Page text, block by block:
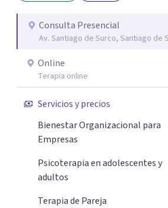
sentido, incluso en medio de las
luchar contra tus pensamientos o
espacio para lo que de verdad importa. El cambio
empieza cuando das el primer paso.
espacio seguro para hacerlo.
Consulta Presencial
Av. Santiago de Surco, Santiago de
Online
Terapia online
Servicios y precios
Bienestar Organizacional para
Empresas
Psicoterapia en adolescentes y
adultos
Terapia de Pareja